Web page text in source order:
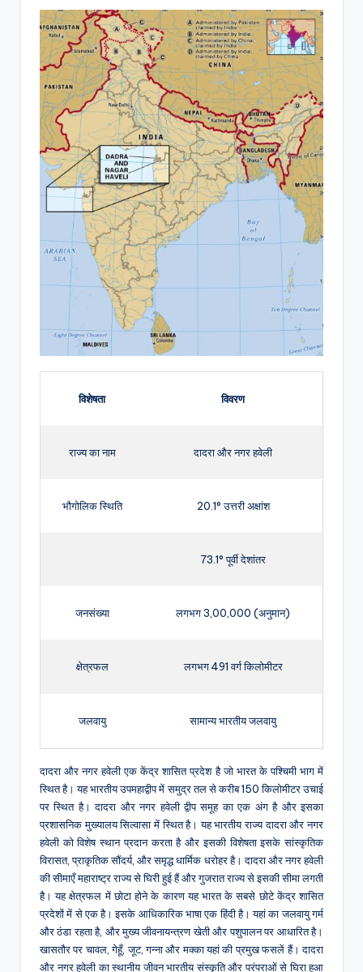
विशेषता विवरण
राज्य का नाम दादरा और नगर हवेली
भौगोलिक स्थिति 20.1° उत्तरी अक्षांश
73.1° पूर्वी देशांतर
जनसंख्या लगभग 3,00,000 (अनुमान)
क्षेत्रफल लगभग 491 वर्ग किलोमीटर
जलवायु सामान्य भारतीय जलवायु
दादरा और नगर हवेली एक केंद्र शासित प्रदेश है जो भारत के पश्चिमी भाग में
स्थित है। यह भारतीय उपमहाद्वीप में समुद्र तल से करीब 150 किलोमीटर उचाई
पर स्थित है। दादरा और नगर हवेली द्वीप समूह का एक अंग है और इसका
प्रशासनिक मुख्यालय सिल्वासा में स्थित है। यह भारतीय राज्य दादरा और नगर
हवेली को विशेष स्थान प्रदान करता है और इसकी विशेषता इसके सांस्कृतिक
विरासत, प्राकृतिक सौंदर्य, और समृद्ध धार्मिक धरोहर है। दादरा और नगर हवेली
की सीमाएँ महाराष्ट्र राज्य से घिरी हुई हैं और गुजरात राज्य से इसकी सीमा लगती
है। यह क्षेत्रफल में छोटा होने के कारण यह भारत के सबसे छोटे केंद्र शासित
प्रदेशों में से एक है। इसके आधिकारिक भाषा एक हिंदी है। यहां का जलवायु गर्म
और ठंडा रहता है, और मुख्य जीवनायन्त्रण खेती और पशुपालन पर आधारित है।
खासतौर पर चावल, गेहूँ, जूट, गन्ना और मक्का यहां की प्रमुख फसलें हैं। दादरा
और नगर हवेली का स्थानीय जीवन भारतीय संस्कृति और परंपराओं से घिरा हुआ